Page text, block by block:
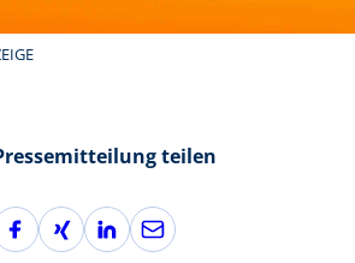
teilen
X
i
L
i
E
-